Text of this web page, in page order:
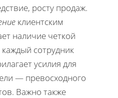
росту продаж.
клиентским
наличие четкой
сотрудник
усилия для
— превосходного
Важно также